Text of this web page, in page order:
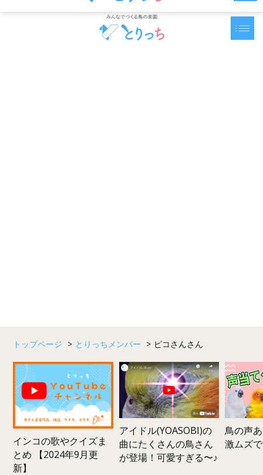
トップページ > とりっちメンバー > ピコさんさん
インコの歌やクイズま
とめ 【2024年9月更
新】
アイドル(YOASOBI)の
曲にたくさんの鳥さん
が登場！可愛すぎる〜♪
鳥の声
激ムズ